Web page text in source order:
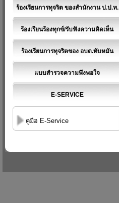
ร้องเรียนการทุจริต ของสำนักงาน ป.ป.ท.
ร้องเรียนร้องทุกข์/รับฟังความคิดเห็น
ร้องเรียนการทุจริตของ อบต.ทับหมัน
แบบสำรวจความพึงพอใจ
E-SERVICE
คู่มือ E-Service